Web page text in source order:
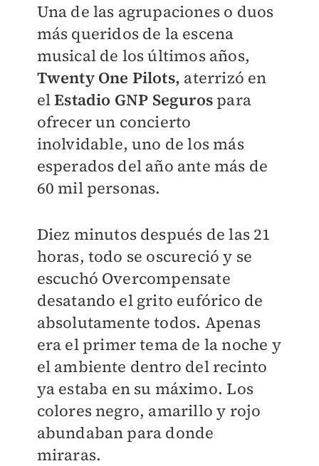
Una de las agrupaciones o duos
más queridos de la escena
musical de los últimos años,
Twenty One Pilots, aterrizó en
elEstadio GNP Segurospara
ofrecer un concierto
inolvidable, uno de los más
esperados del año ante más de
60 mil personas.
Diez minutos después de las 21
horas, todo se oscureció y se
escuchó Overcompensate
desatando el grito eufórico de
absolutamente todos. Apenas
era el primer tema de la noche y
el ambiente dentro del recinto
ya estaba en su máximo. Los
colores negro, amarillo y rojo
abundaban para donde
miraras.